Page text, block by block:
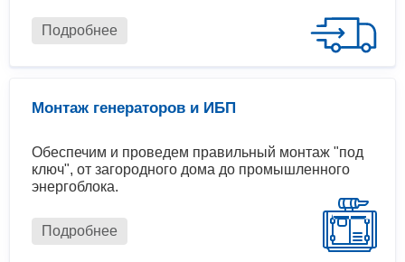
Подробнее
Монтаж генераторов и ИБП
Обеспечим и проведем правильный монтаж "под
ключ", от загородного дома до промышленного
энергоблока.
Подробнее